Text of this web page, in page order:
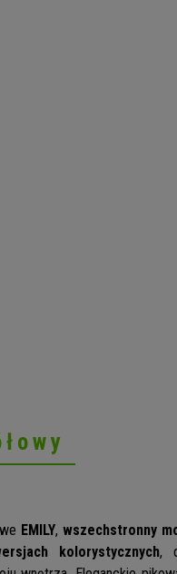
EMILY, wszechstronny
kolorystycznych,